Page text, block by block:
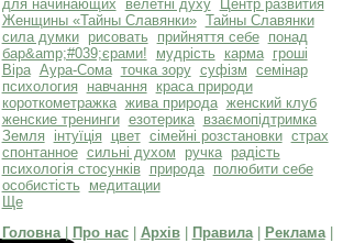
для начинающих
велетні духу
Центр развития
Женщины «Тайны Славянки» Тайны Славянки
сила думки
рисовать прийняття себе
понад
бар&amp;#039;єрами!
мудрість карма
гроші
Віра Аура-Сома точка зору суфізм семінар
психология
навчання
краса природи
короткометражка жива природа женский клуб
женские тренинги езотерика
взаємопідтримка
Земля
інтуїція цвет сімейні розстановки страх
спонтанное сильні духом ручка
радість
психологія стосунків
природа
полюбити себе
особистість
медитации
Ще
Головна| Про нас| Архів| Правила| Реклама|